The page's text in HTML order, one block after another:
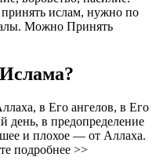
ислам, нужно по
Можно Принять
в Его ангелов, в Его
день, в предопределение
и плохое — от Аллаха.
подробнее >>